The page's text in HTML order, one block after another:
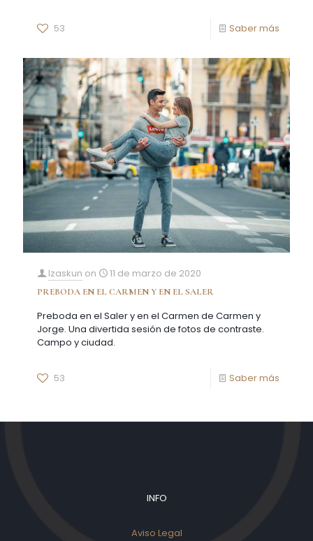
53 Saber más
Izaskun on 11 de marzo de 2020
PREBODA EN EL CARMEN Y EN EL SALER
Preboda en el Saler y en el Carmen de Carmen y
Jorge. Una divertida sesión de fotos de contraste.
Campo y ciudad.
53 Saber más
INFO
Aviso Legal